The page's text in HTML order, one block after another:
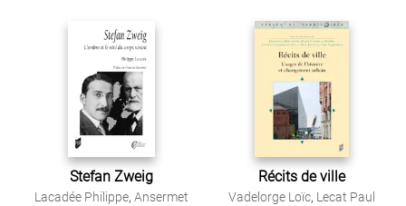
Stefan Zweig
Lacadée Philippe, Ansermet
Récits de ville
Vadelorge Loïc, Lecat Paul